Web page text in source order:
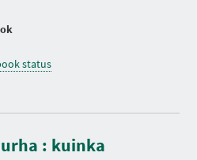
status
: kuinka